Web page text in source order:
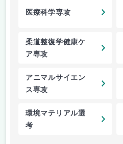
医療科学専攻
柔道整復学健康ケ
ア専攻
アニマルサイエン
ス専攻
環境マテリアル選
考